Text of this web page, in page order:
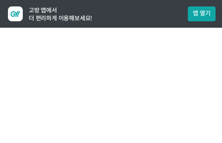
고방 앱에서
더 편리하게 이용해보세요!
앱 열기